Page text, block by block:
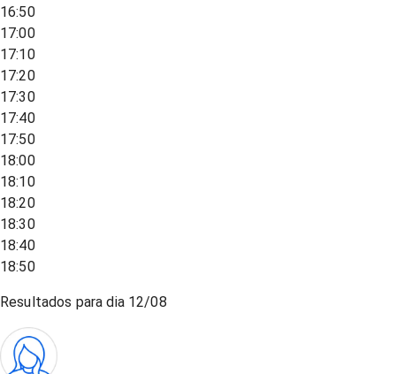
16:50
17:00
17:10
17:20
17:30
17:40
17:50
18:00
18:10
18:20
18:30
18:40
18:50
Resultados para dia 12/08